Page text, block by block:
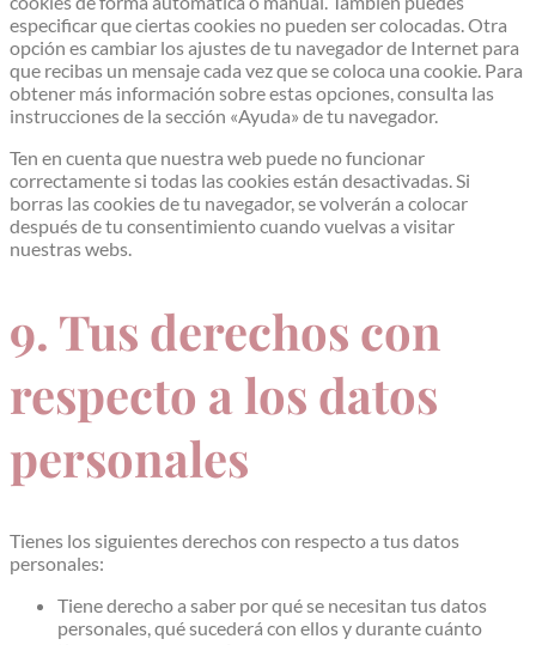
especificar que ciertas cookies no pueden ser colocadas. Otra
opción es cambiar los ajustes de tu navegador de Internet para
que recibas un mensaje cada vez que se coloca una cookie. Para
obtener más información sobre estas opciones, consulta las
instrucciones de la sección «Ayuda» de tu navegador.
Ten en cuenta que nuestra web puede no funcionar
correctamente si todas las cookies están desactivadas. Si
borras las cookies de tu navegador, se volverán a colocar
después de tu consentimiento cuando vuelvas a visitar
nuestras webs.
9. Tus derechos con
respecto a los datos
personales
Tienes los siguientes derechos con respecto a tus datos
personales:
Tiene derecho a saber por qué se necesitan tus datos
personales, qué sucederá con ellos y durante cuánto